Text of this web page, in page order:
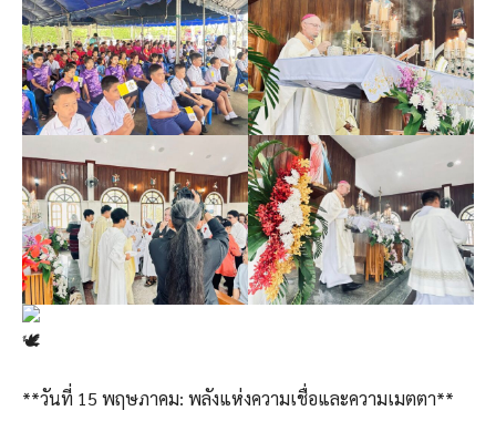
**วันที่ 15 พฤษภาคม: พลังแห่งความเชื่อและความเมตตา**